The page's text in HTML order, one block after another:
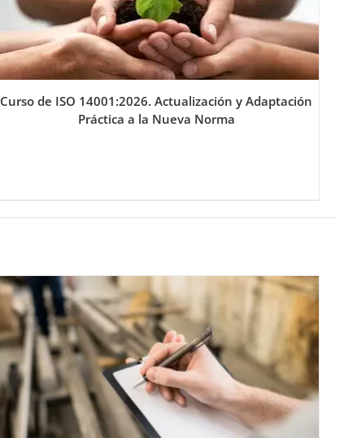
Curso de ISO 14001:2026. Actualización y Adaptación
Práctica a la Nueva Norma